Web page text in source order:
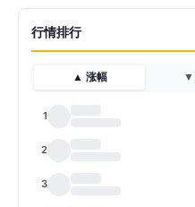
行情排行
▲ 涨幅 ▼
1
2
3